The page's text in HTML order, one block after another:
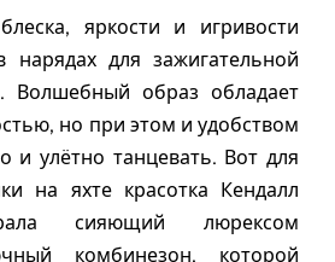
яркости и игривости
нарядах для зажигательной
Волшебный образ обладает
но при этом и удобством
и улётно танцевать. Вот для
на яхте красотка Кендалл
сияющий люрексом
комбинезон, которой